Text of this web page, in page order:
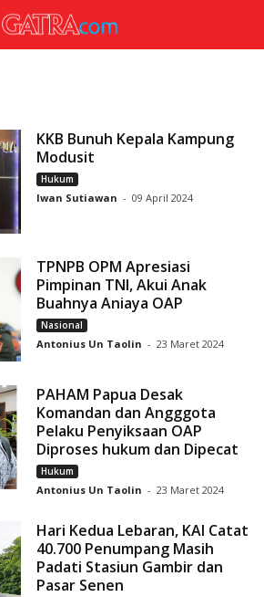
KKB Bunuh Kepala Kampung
Modusit
Hukum
Iwan Sutiawan - 09 April 2024
TPNPB OPM Apresiasi
Pimpinan TNI, Akui Anak
Buahnya Aniaya OAP
Nasional
Antonius Un Taolin - 23 Maret 2024
PAHAM Papua Desak
Komandan dan Angggota
Pelaku Penyiksaan OAP
Diproses hukum dan Dipecat
Hukum
Antonius Un Taolin - 23 Maret 2024
Hari Kedua Lebaran, KAI Catat
40.700 Penumpang Masih
Padati Stasiun Gambir dan
Pasar Senen